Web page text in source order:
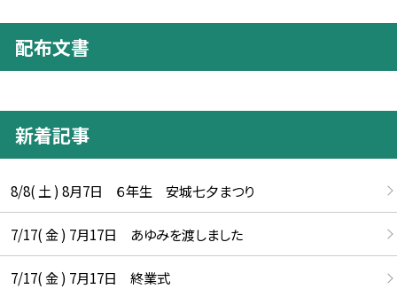
配布文書
新着記事
8/8( 土 ) 8月7日 ６年生 安城七夕まつり
7/17( 金 ) 7月17日 あゆみを渡しました
7/17( 金 ) 7月17日 終業式